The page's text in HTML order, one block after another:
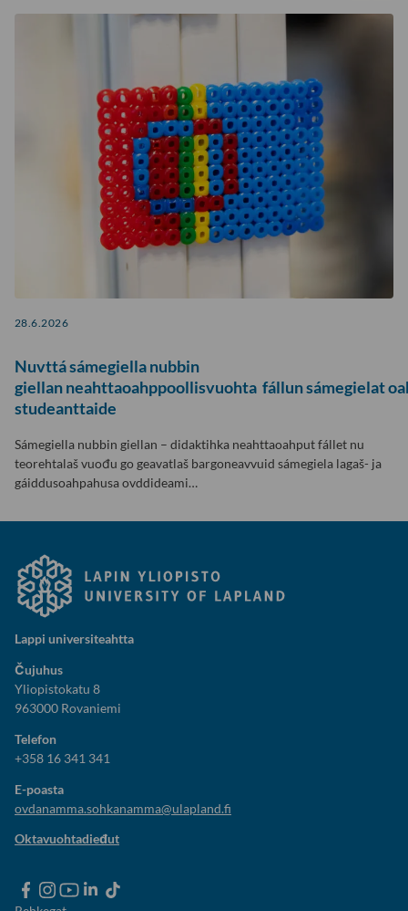
28.6.2026
Nuvttá sámegiella nubbin
giellan neahttaoahppoollisvuohta fállun sámegielat
studeanttaide
Sámegiella nubbin giellan – didaktihka neahttaoahput fállet nu
teorehtalaš vuođu go geavatlaš bargoneavvuid sámegiela lagaš- ja
gáiddusoahpahusa ovddideami…
Lappi universiteahtta
Čujuhus
Yliopistokatu 8
963000 Rovaniemi
Telefon
+358 16 341 341
E-poasta
ovdanamma.sohkanamma@ulapland.fi
Oktavuohtadieđut